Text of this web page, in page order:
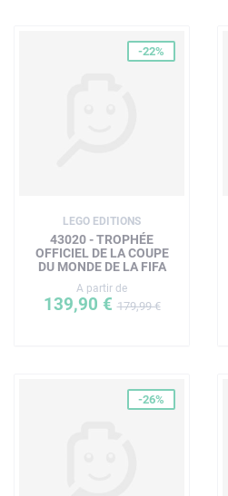
-22%
LEGO EDITIONS
43020 - TROPHÉE
OFFICIEL DE LA COUPE
DU MONDE DE LA FIFA
A partir de
139,90 €179,99 €
-26%